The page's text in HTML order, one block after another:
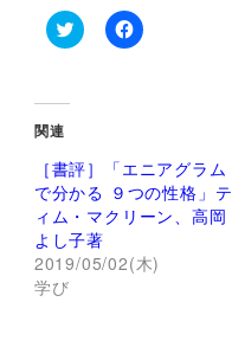
ク
し
て
T
i
t
t
e
r
で
共
有
(
F
で
共
有
す
る
は
関連
［書評］「エニアグラム
で分かる ９つの性格」テ
ィム・マクリーン、高岡
よし子著
2019/05/02(木)
学び